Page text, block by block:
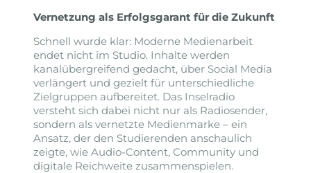
Vernetzung als Erfolgsgarant für die Zukunft
Schnell wurde klar: Moderne Medienarbeit
endet nicht im Studio. Inhalte werden
kanalübergreifend gedacht, über Social Media
verlängert und gezielt für unterschiedliche
Zielgruppen aufbereitet. Das Inselradio
versteht sich dabei nicht nur als Radiosender,
sondern als vernetzte Medienmarke – ein
Ansatz, der den Studierenden anschaulich
zeigte, wie Audio-Content, Community und
digitale Reichweite zusammenspielen.